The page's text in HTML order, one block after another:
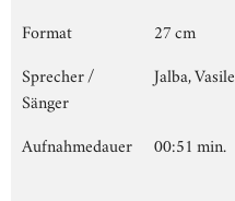
Format
27 cm
Sprecher /
Sänger
Jalba, Vasile
Aufnahmedauer 00:51 min.